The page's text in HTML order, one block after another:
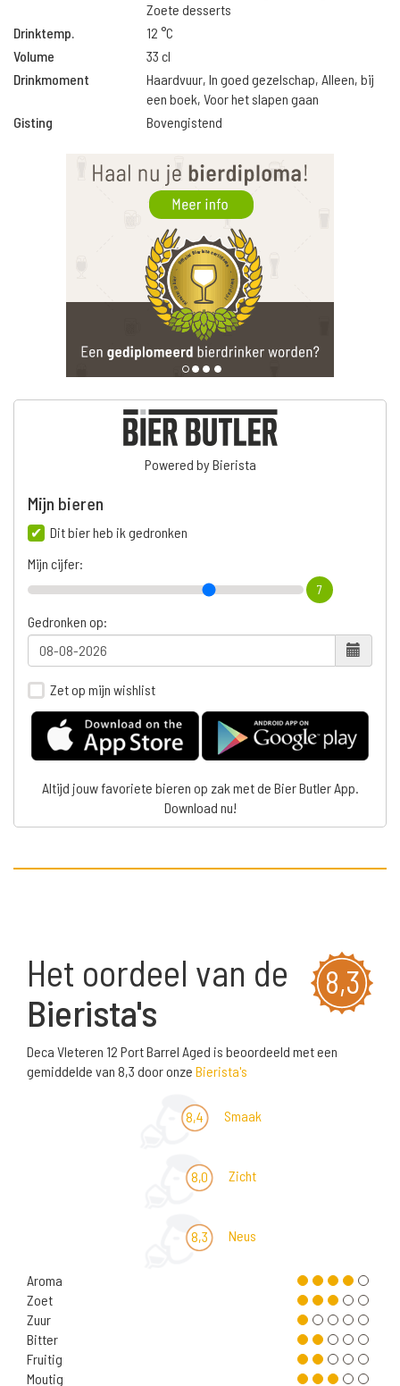
Zoete desserts
Drinktemp.
12 °C
Volume
33 cl
Drinkmoment
Haardvuur, In goed gezelschap, Alleen, bij
een boek, Voor het slapen gaan
Gisting
Bovengistend
Powered by Bierista
Mijn bieren
Dit bier heb ik gedronken
Mijn cijfer:
7
Gedronken op:
Zet op mijn wishlist
Altijd jouw favoriete bieren op zak met de Bier Butler App.
Download nu!
8,3
Het oordeel van de
Bierista's
Deca Vleteren 12 Port Barrel Aged is beoordeeld met een
gemiddelde van 8,3 door onze Bierista's
8,4 Smaak
8,0 Zicht
8,3 Neus
Aroma
Zoet
Zuur
Bitter
Fruitig
Moutig